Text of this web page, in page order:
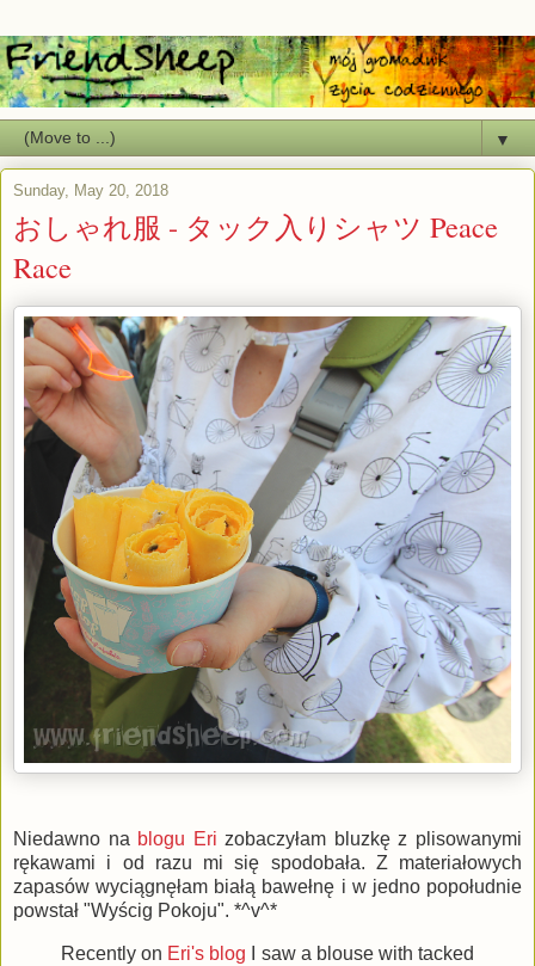
▼
Sunday, May 20, 2018
おしゃれ服 - タック入りシャツ Peace
Race
Niedawno na blogu Eri zobaczyłam bluzkę z plisowanymi
rękawami i od razu mi się spodobała. Z materiałowych
zapasów wyciągnęłam białą bawełnę i w jedno popołudnie
powstał "Wyścig Pokoju". *^v^*
Recently on Eri's blog I saw a blouse with tacked